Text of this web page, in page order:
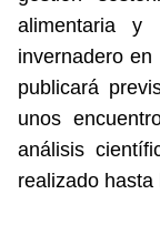
alimentaria
invernadero
publicará
unos
análisis
realizado hasta